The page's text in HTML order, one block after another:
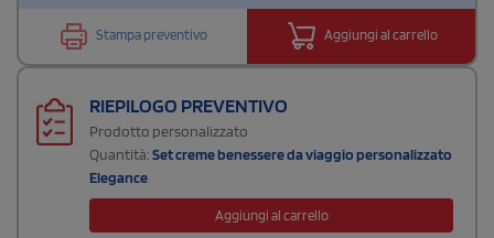
Stampa preventivo Aggiungi al carrello
RIEPILOGO PREVENTIVO
Prodotto personalizzato
Quantità:Set creme benessere da viaggio personalizzato
Elegance
Aggiungi al carrello